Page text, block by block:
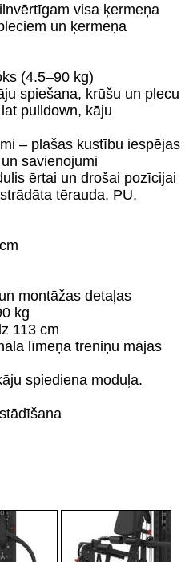
visa ķermeņa
un ķermeņa
(4.5–90 kg)
spiešana, krūšu un plecu
pulldown, kāju
– plašas kustību iespējas
savienojumi
ērtai un drošai pozīcijai
tērauda, PU,
montāžas detaļas
kg
113 cm
līmeņa treniņu mājas
spiediena moduļa.